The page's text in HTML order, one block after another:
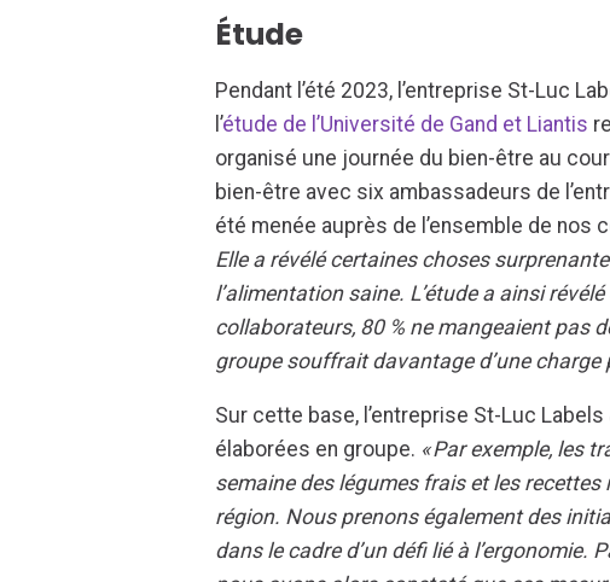
Étude
Pendant l’été 2023, l’entreprise St-Luc
l’étude de l’Université de Gand et Liantis
organisé une journée du bien-être au
bien-être avec six ambassadeurs de
été menée auprès de l’ensemble de nos
Elle a révélé certaines choses
l’alimentation saine. L’étude a ainsi
collaborateurs, 80 % ne mangeaient pas
groupe souffrait davantage d’une charge
Sur cette base, l’entreprise St-Luc
élaborées en groupe. « Par exemple, les
semaine des légumes frais et les recettes
région. Nous prenons également des
dans le cadre d’un défi lié à l’ergonomie.